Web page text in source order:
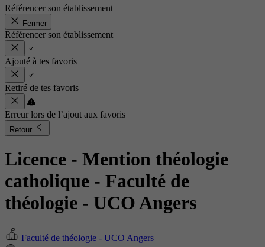
Référencer son établissement
Fermer
Référencer son établissement
Ajouté à tes favoris
Retiré de tes favoris
Erreur lors de l’ajout aux favoris
Retour
Licence - Mention théologie
catholique - Faculté de
théologie - UCO Angers
Faculté de théologie - UCO Angers